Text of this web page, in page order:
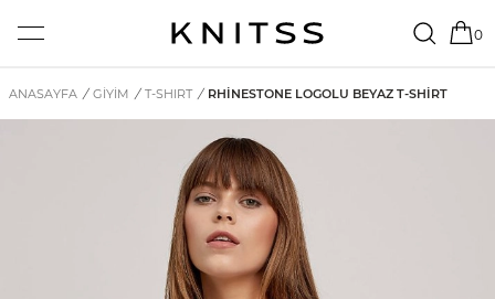
0
ANASAYFA / GİYİM / T-SHIRT / RHINESTONE LOGOLU BEYAZ T-SHIRT